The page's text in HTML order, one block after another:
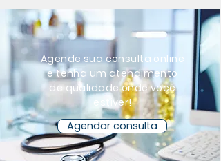
Agende sua consulta online
e tenha um atendimento
de qualidade onde você
estiver!
Agendar consulta